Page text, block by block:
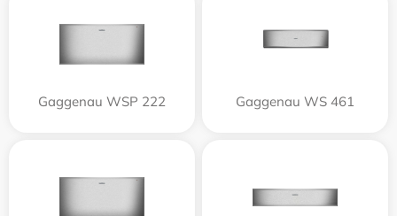
Gaggenau WSP 222 Gaggenau WS 461